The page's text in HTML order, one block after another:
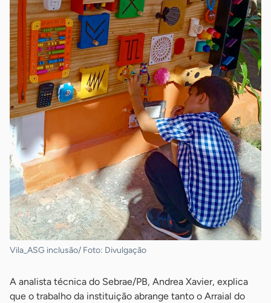
Vila_ASG inclusão/ Foto: Divulgação
A analista técnica do Sebrae/PB, Andrea Xavier, explica
que o trabalho da instituição abrange tanto o Arraial do